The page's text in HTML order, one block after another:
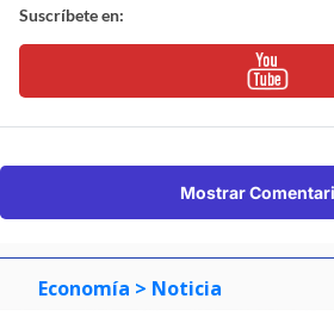
Suscríbete en:
Mostrar
Economía > Noticia